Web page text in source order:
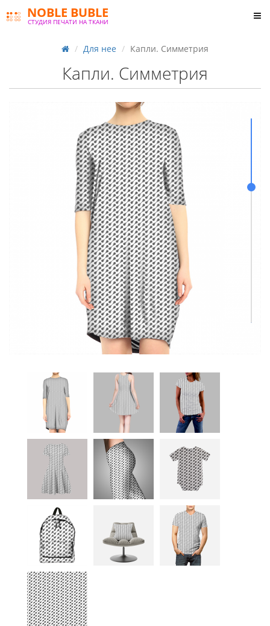
NOBLE BUBLE
СТУДИЯ ПЕЧАТИ НА ТКАНИ
Для нее Капли. Симметрия
Капли. Симметрия